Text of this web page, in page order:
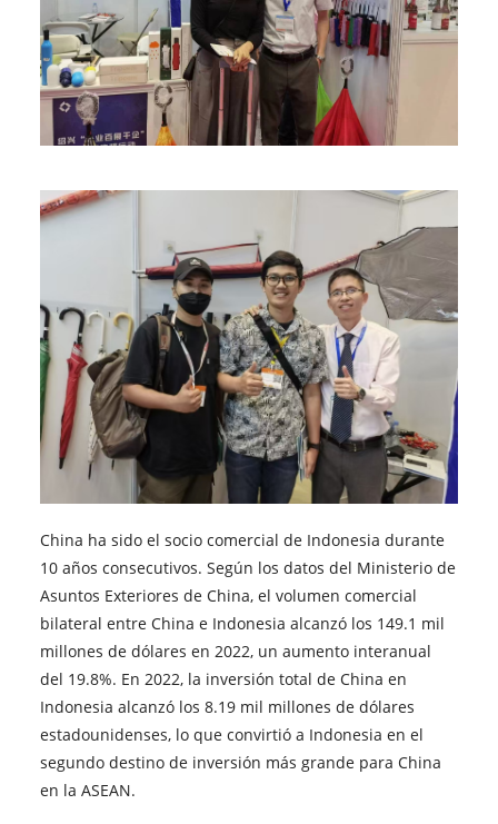
China ha sido el socio comercial de Indonesia durante
10 años consecutivos. Según los datos del Ministerio de
Asuntos Exteriores de China, el volumen comercial
bilateral entre China e Indonesia alcanzó los 149.1 mil
millones de dólares en 2022, un aumento interanual
del 19.8%. En 2022, la inversión total de China en
Indonesia alcanzó los 8.19 mil millones de dólares
estadounidenses, lo que convirtió a Indonesia en el
segundo destino de inversión más grande para China
en la ASEAN.